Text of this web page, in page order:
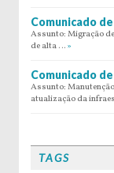
Comunicado
Assunto: Migração
de alta … »
Comunicado
Assunto:
atualização da
TAGS